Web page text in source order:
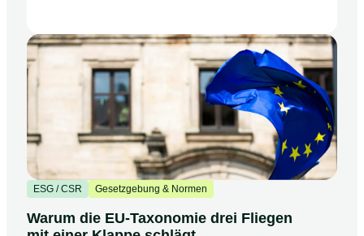
ESG / CSR Gesetzgebung & Normen
Warum die EU-Taxonomie drei Fliegen